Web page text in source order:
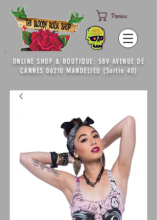
Panier:
ONLINE SHOP & BOUTIQUE: 589 AVENUE DE
CANNES 06210 MANDELIEU (Sortie 40)